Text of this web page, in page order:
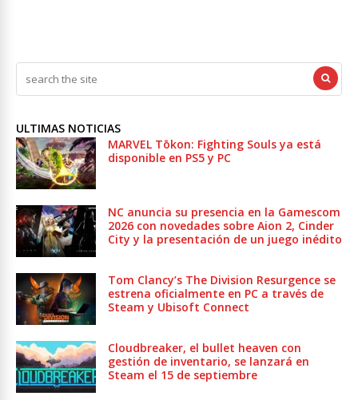
ULTIMAS NOTICIAS
MARVEL Tōkon: Fighting Souls ya está
disponible en PS5 y PC
NC anuncia su presencia en la Gamescom
2026 con novedades sobre Aion 2, Cinder
City y la presentación de un juego inédito
Tom Clancy’s The Division Resurgence se
estrena oficialmente en PC a través de
Steam y Ubisoft Connect
Cloudbreaker, el bullet heaven con
gestión de inventario, se lanzará en
Steam el 15 de septiembre